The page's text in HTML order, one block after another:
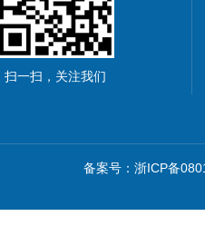
扫一扫，关注我们
备案号：浙ICP备